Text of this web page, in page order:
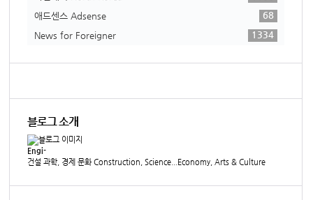
애드센스 Adsense
68
News for Foreigner
1334
블로그 소개
Engi-
건설 과학, 경제 문화 Construction, Science...Economy, Arts & Culture